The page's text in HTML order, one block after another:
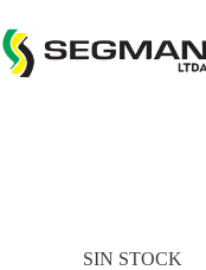
al
contenido
SIN STOCK